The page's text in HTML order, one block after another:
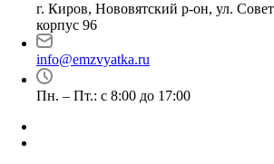
г. Киров, Нововятский р-он, ул.
корпус 96
info@emzvyatka.ru
Пн. – Пт.: с 8:00 до 17:00